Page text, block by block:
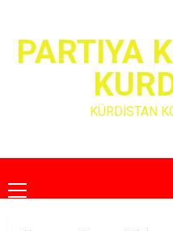
contentPARTIYA
KÜRDİSTAN
Primary
Menu